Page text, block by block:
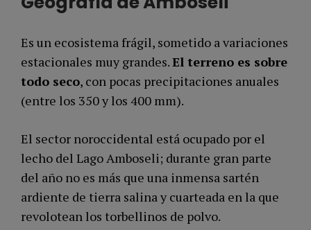
Es un ecosistema frágil, sometido a variaciones
estacionales muy grandes.El terreno es sobre
todo seco, con pocas precipitaciones anuales
(entre los 350 y los 400 mm).
El sector noroccidental está ocupado por el
lecho del Lago Amboseli; durante gran parte
del año no es más que una inmensa sartén
ardiente de tierra salina y cuarteada en la que
revolotean los torbellinos de polvo.